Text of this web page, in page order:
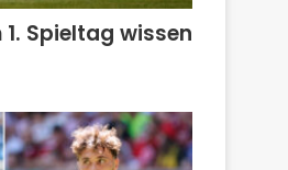
Spieltag wissen